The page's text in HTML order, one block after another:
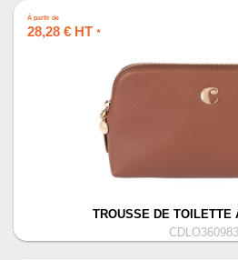
À partir de
28,28 € HT *
TROUSSE DE TOILETTE
CDLO360983